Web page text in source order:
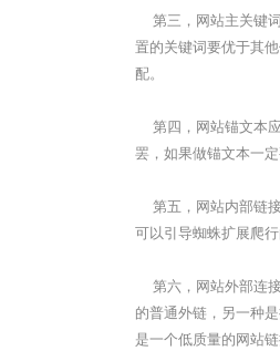
第三，网站主关键词
置的关键词要优于其
配。
第四，网站锚文本应
罢，如果做锚文本一
第五，网站内部链接
可以引导蜘蛛扩展爬
第六，网站外部连接
的普通外链，另一种
是一个低质量的网站